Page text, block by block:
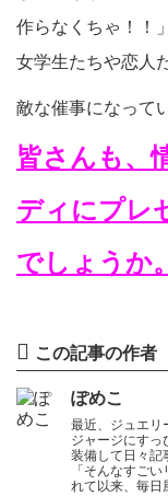
作らなくちゃ！！
女学生たちや恋人
敵な催事になって
皆さんも、
ディにプレ
でしょうか。
この記事の作者
ぽめこ
最近、ジュエリ
ジャージにすっ
装備して日々記
「そんなすご
れて以来、毎日